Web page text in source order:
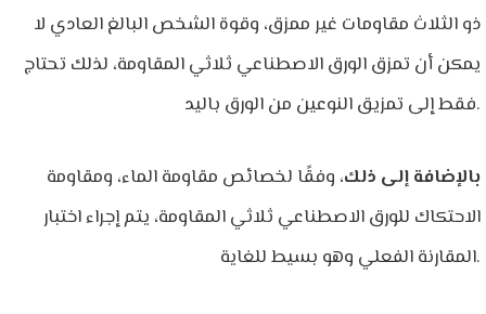
ذو الثلاث مقاومات غير ممزق، وقوة الشخص البالغ العادي لا
يمكن أن تمزق الورق الاصطناعي ثلاثي المقاومة، لذلك تحتاج
فقط إلى تمزيق النوعين من الورق باليد.
بالإضافة إلى ذلك، وفقًا لخصائص مقاومة الماء، ومقاومة
الاحتكاك للورق الاصطناعي ثلاثي المقاومة، يتم إجراء اختبار
المقارنة الفعلي وهو بسيط للغاية.